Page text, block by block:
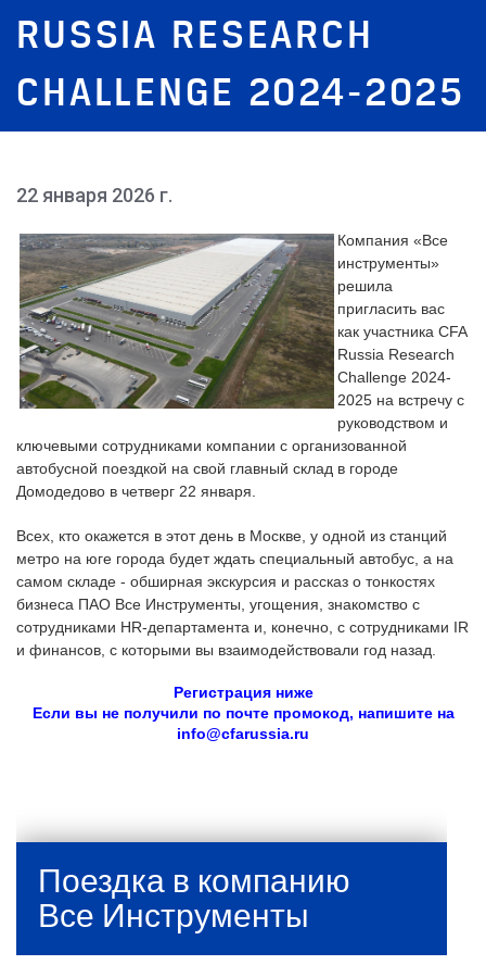
RUSSIA RESEARCH
CHALLENGE 2024-2025
22 января 2026 г.
Компания «Все
инструменты»
решила
пригласить вас
как участника CFA
Russia Research
Challenge 2024-
2025 на встречу с
руководством и
ключевыми сотрудниками компании с организованной
автобусной поездкой на свой главный склад в городе
Домодедово в четверг 22 января.
Всех, кто окажется в этот день в Москве, у одной из станций
метро на юге города будет ждать специальный автобус, а на
самом складе - обширная экскурсия и рассказ о тонкостях
бизнеса ПАО Все Инструменты, угощения, знакомство с
сотрудниками HR-департамента и, конечно, с сотрудниками IR
и финансов, с которыми вы взаимодействовали год назад.
Регистрация ниже
Если вы не получили по почте промокод, напишите на
info@cfarussia.ru